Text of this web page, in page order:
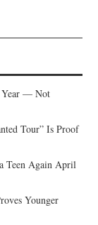
Year — Not
Tour” Is Proof
Teen Again April
Younger